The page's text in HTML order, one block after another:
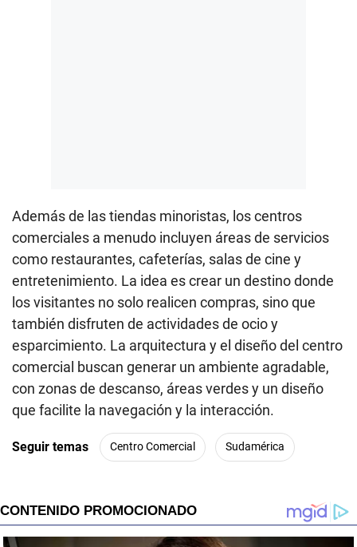
Además de las tiendas minoristas, los centros
comerciales a menudo incluyen áreas de servicios
como restaurantes, cafeterías, salas de cine y
entretenimiento. La idea es crear un destino donde
los visitantes no solo realicen compras, sino que
también disfruten de actividades de ocio y
esparcimiento. La arquitectura y el diseño del centro
comercial buscan generar un ambiente agradable,
con zonas de descanso, áreas verdes y un diseño
que facilite la navegación y la interacción.
Seguir temas Centro Comercial Sudamérica